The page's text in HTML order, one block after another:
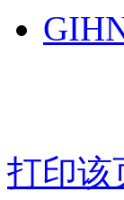
打印该